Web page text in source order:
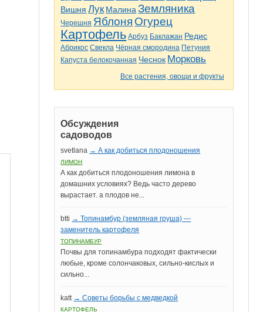
Вишня Лук Малина Земляника
Черешня Яблоня Огурец
Картофель Арбуз Баклажан Редис
Абрикос Свекла Чёрная смородина Петуния
Капуста белокочанная Чеснок Морковь
Все растения, овощи и фрукты
Обсуждения
садоводов
svetlana → А как добиться плодоношения
ЛИМОН
А как добиться плодоношения лимона в
домашних условиях? Ведь часто дерево
вырастает. а плодов не...
btti → Топинамбур (земляная груша) —
заменитель картофеля
ТОПИНАМБУР
Почвы для топинамбура подходят фактически
любые, кроме солончаковых, сильно-кислых и
сильно...
katt → Советы борьбы с медведкой
КАРТОФЕЛЬ